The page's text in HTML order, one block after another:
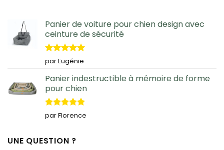
Panier de voiture pour chien design avec
ceinture de sécurité
Note5sur
5
par Eugénie
Panier indestructible à mémoire de forme
pour chien
Note5sur
5
par Florence
UNE QUESTION ?